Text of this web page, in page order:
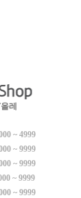
레
~ 4999
~ 9999
~ 9999
~ 9999
~ 9999